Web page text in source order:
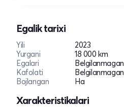
Egalik tarixi
Yili
2023
Yurgani
18 000 km
Egalari
Belgilanmagan
Kafolati
Belgilanmagan
Bojlangan
Ha
Xarakteristikalari